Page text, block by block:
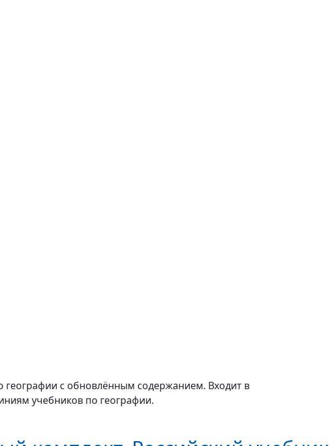
географии с обновлённым содержанием. Входит в
учебников по географии.